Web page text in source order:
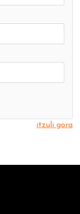
itzuli gora